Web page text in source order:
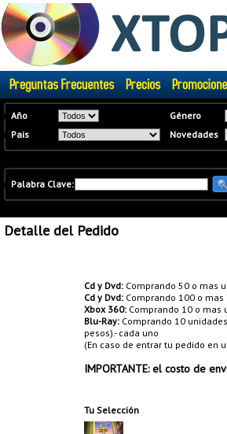
� Año
Género
� Pais Novedades
� Palabra Clave:
Detalle del Pedido
Cd y Dvd: Comprando 50 o mas
Cd y Dvd: Comprando 100 o
Xbox 360: Comprando 10 o mas
Blu-Ray: Comprando 10
pesos).- cada uno
(En caso de entrar tu pedido en
IMPORTANTE: el costo de
Tu Selección